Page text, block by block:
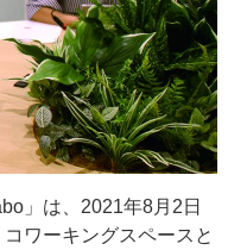
」は、2021年8月2日
ワーキングスペースと